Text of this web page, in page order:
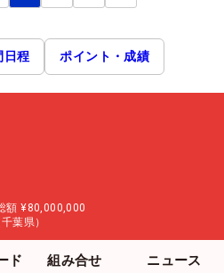
日程 ポイント・成績
額 ¥80,000,000
葉県）
ド 組み合せ ニュース